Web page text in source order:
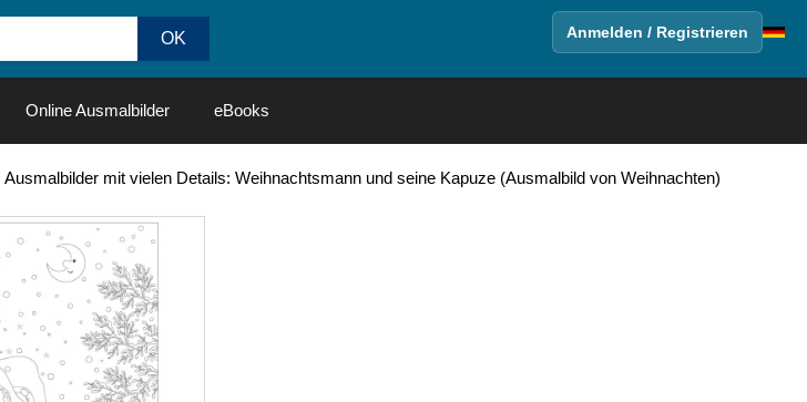
Anmelden / Registrieren
Online Ausmalbilder eBooks
Ausmalbilder mit vielen Details: Weihnachtsmann und seine Kapuze (Ausmalbild von Weihnachten)